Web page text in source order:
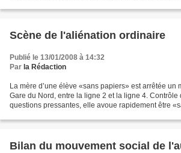
Scène de l'aliénation ordinaire
Publié le 13/01/2008 à 14:32
Par la Rédaction
La mère d’une élève «sans papiers» est arrêtée un
Gare du Nord, entre la ligne 2 et la ligne 4.
questions pressantes, elle avoue rapidement être
Bilan du mouvement social de